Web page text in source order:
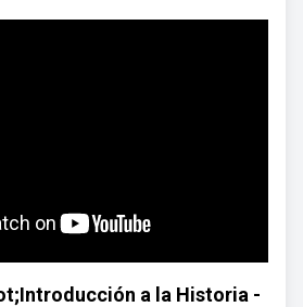
a la Historia -